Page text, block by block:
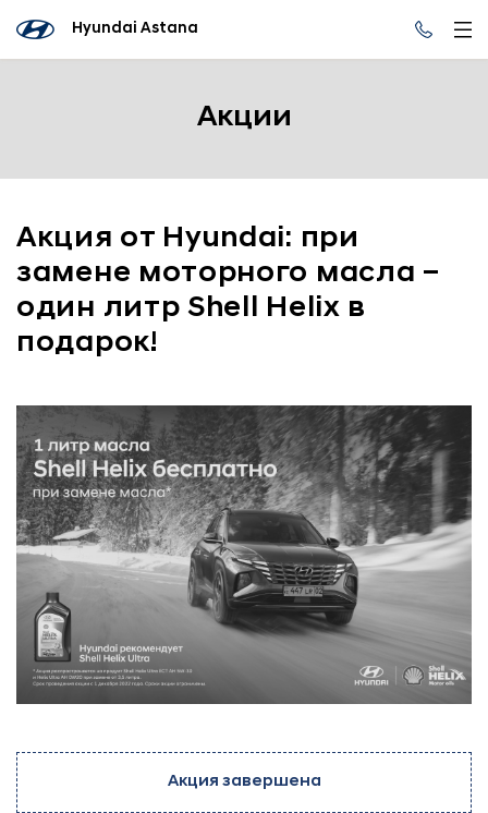
Hyundai Astana
Акции
Акция от Hyundai: при
замене моторного масла –
один литр Shell Helix в
подарок!
Акция завершена